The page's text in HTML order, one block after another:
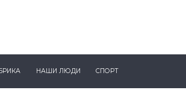
НАШИ ЛЮДИ СПОРТ